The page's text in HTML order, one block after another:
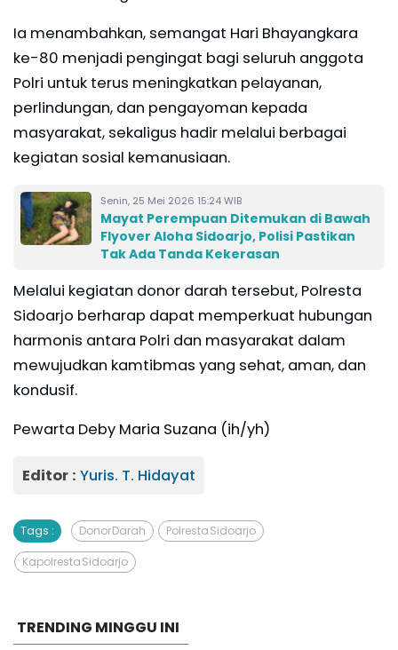
Ia menambahkan, semangat Hari Bhayangkara
ke-80 menjadi pengingat bagi seluruh anggota
Polri untuk terus meningkatkan pelayanan,
perlindungan, dan pengayoman kepada
masyarakat, sekaligus hadir melalui berbagai
kegiatan sosial kemanusiaan.
Senin, 25 Mei 2026 15:24 WIB
Mayat Perempuan Ditemukan di Bawah
Flyover Aloha Sidoarjo, Polisi Pastikan
Tak Ada Tanda Kekerasan
Melalui kegiatan donor darah tersebut, Polresta
Sidoarjo berharap dapat memperkuat hubungan
harmonis antara Polri dan masyarakat dalam
mewujudkan kamtibmas yang sehat, aman, dan
kondusif.
Pewarta Deby Maria Suzana (ih/yh)
Editor : Yuris. T. Hidayat
Tags : Donor Darah Polresta Sidoarjo
Kapolresta Sidoarjo
TRENDING MINGGU INI